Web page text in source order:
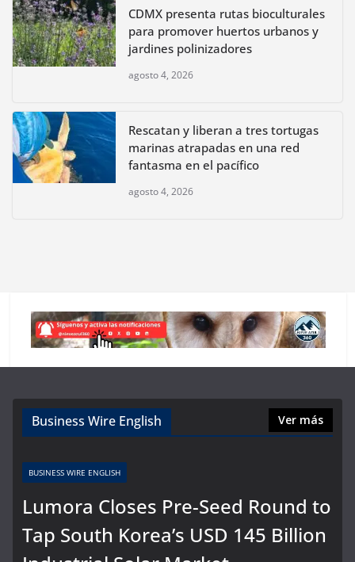
CDMX presenta rutas bioculturales
para promover huertos urbanos y
jardines polinizadores
agosto 4, 2026
Rescatan y liberan a tres tortugas
marinas atrapadas en una red
fantasma en el pacífico
agosto 4, 2026
Business Wire English Ver más
BUSINESS WIRE ENGLISH
Lumora Closes Pre-Seed Round to
Tap South Korea’s USD 145 Billion